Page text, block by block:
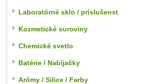
Laboratórné sklo / príslušenst
Kozmetické suroviny
Chemické svetlo
Batérie / Nabíjačky
Arómy / Silice / Farby